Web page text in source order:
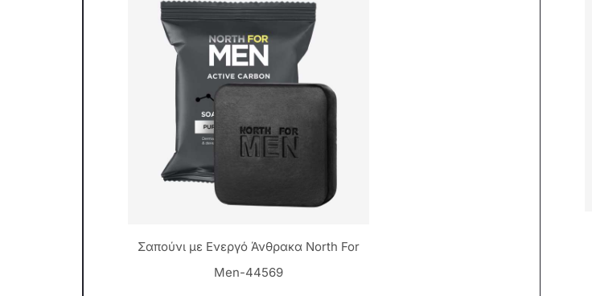
Σαπούνι με Ενεργό Άνθρακα North For
Men-44569